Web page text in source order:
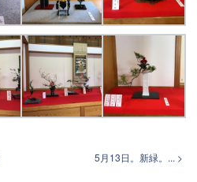
5月13日。新緑。... >